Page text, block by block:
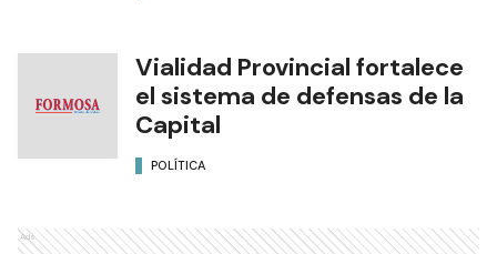
Vialidad Provincial fortalece
el sistema de defensas de la
Capital
POLÍTICA
Ads